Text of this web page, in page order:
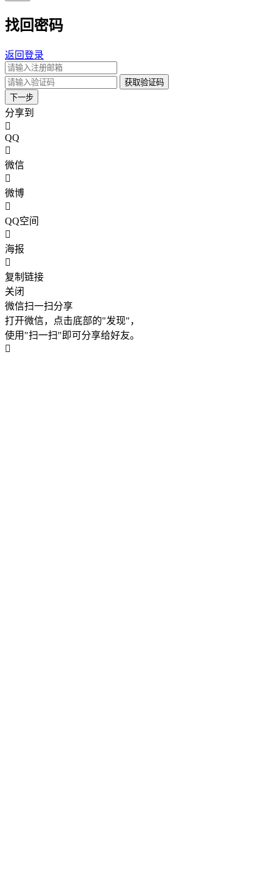
找回密码
返回登录
获取验证码
下一步
分享到
QQ
微信
微博
QQ空间
海报
复制链接
关闭
微信扫一扫分享
打开微信，点击底部的"发现"，
使用"扫一扫"即可分享给好友。